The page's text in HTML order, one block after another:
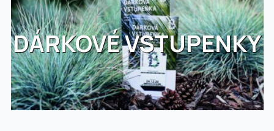
DÁRKOVÉ VSTUPENKY